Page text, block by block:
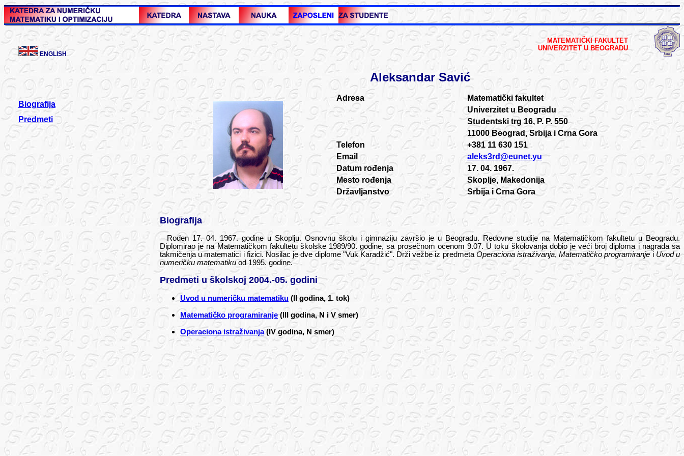
ENGLISH
Biografija
Predmeti
MATEMATIČKI FAKULTET
UNIVERZITET U BEOGRADU
Aleksandar Savić
Adresa
Matematički fakultet
Univerzitet u Beogradu
Studentski trg 16, P. P. 550
11000 Beograd, Srbija i Crna Gora
Telefon
+381 11 630 151
Email
aleks3rd@eunet.yu
Datum rođenja
17. 04. 1967.
Mesto rođenja
Skoplje, Makedonija
Državljanstvo
Srbija i Crna Gora
Biografija
Rođen 17. 04. 1967. godine u Skoplju. Osnovnu školu i gimnaziju završio je u Beogradu. Redovne studije na Matematičkom fakultetu u Beogradu.
Diplomirao je na Matematičkom fakultetu školske 1989/90. godine, sa prosečnom ocenom 9.07. U toku školovanja dobio je veći broj diploma i nagrada sa
takmičenja u matematici i fizici. Nosilac je dve diplome "Vuk Karadžić". Drži vežbe iz predmeta Operaciona istraživanja,Matematičko programiranje i Uvod u
numeričku matematikuod 1995. godine.
Predmeti u školskoj 2004.-05. godini
Uvod u numeričku matematiku (II godina, 1. tok)
Matematičko programiranje(III godina, N i V smer)
Operaciona istraživanja(IV godina, N smer)